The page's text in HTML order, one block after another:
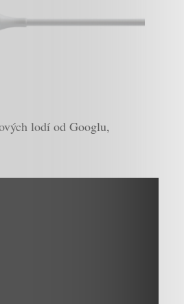
lodí od Googlu,